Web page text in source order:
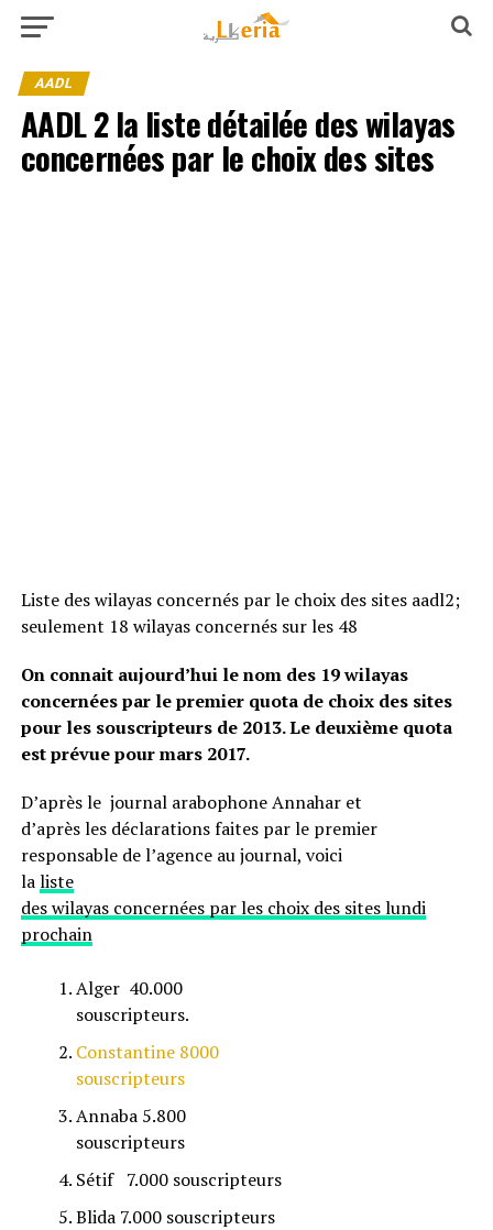
AADL
AADL 2 la liste détailée des wilayas
concernées par le choix des sites
Liste des wilayas concernés par le choix des sites aadl2;
seulement 18 wilayas concernés sur les 48
On connait aujourd’hui le nom des 19 wilayas
concernées par le premier quota de choix des sites
pour les souscripteurs de 2013. Le deuxième quota
est prévue pour mars 2017.
D’après le journal arabophone Annahar et
d’après les déclarations faites par le premier
responsable de l’agence au journal, voici
laliste
des wilayas concernées par les choix des sites lundi
prochain
Alger 40.000
souscripteurs.
Constantine 8000
souscripteurs
Annaba 5.800
souscripteurs
Sétif 7.000 souscripteurs
Blida 7.000 souscripteurs